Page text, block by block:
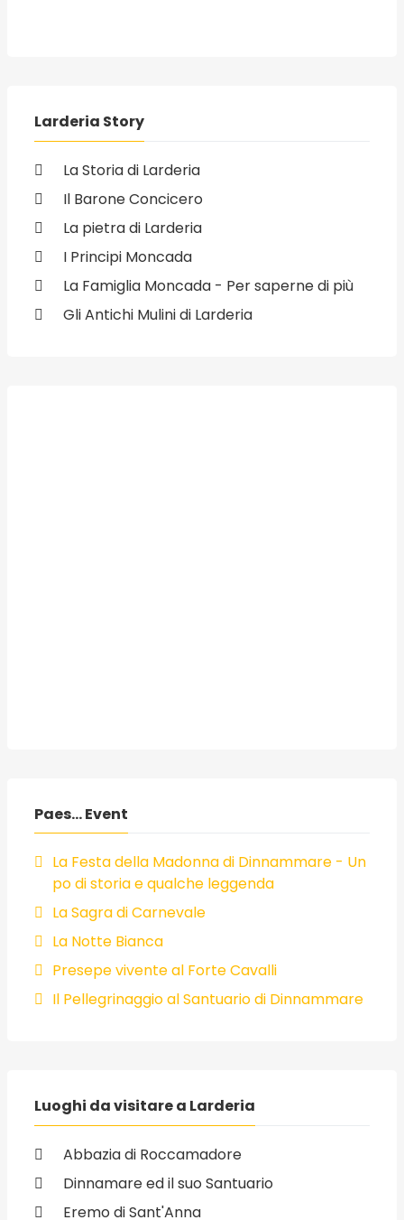
Larderia Story
La Storia di Larderia
Il Barone Concicero
La pietra di Larderia
I Principi Moncada
La Famiglia Moncada - Per saperne di più
Gli Antichi Mulini di Larderia
Paes... Event
La Festa della Madonna di Dinnammare - Un
po di storia e qualche leggenda
La Sagra di Carnevale
La Notte Bianca
Presepe vivente al Forte Cavalli
Il Pellegrinaggio al Santuario di Dinnammare
Luoghi da visitare a Larderia
Abbazia di Roccamadore
Dinnamare ed il suo Santuario
Eremo di Sant'Anna